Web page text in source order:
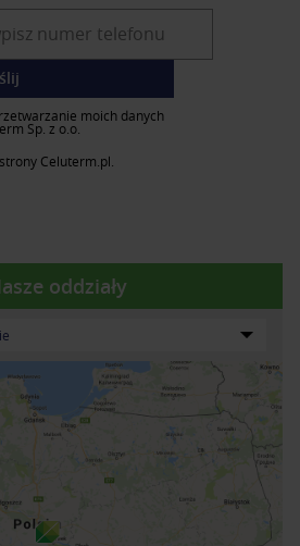
moich danych
Sp. z o.o.
Celuterm.pl.
oddziały